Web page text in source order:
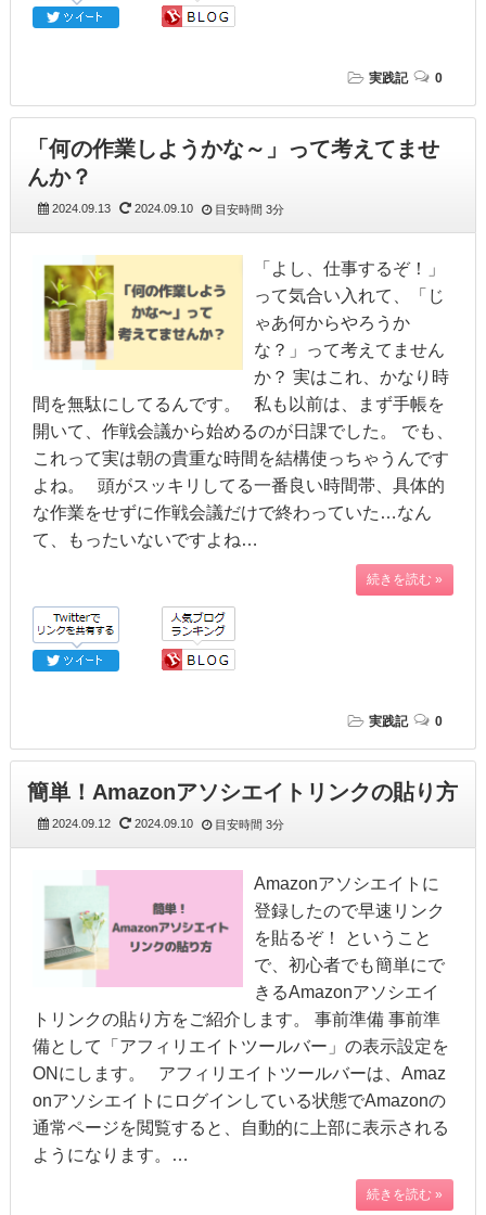
実践記 0
「何の作業しようかな～」って考えてませ
んか？
2024.09.13 2024.09.10 目安時間 3分
「よし、仕事するぞ！」
って気合い入れて、「じ
ゃあ何からやろうか
な？」って考えてません
か？ 実はこれ、かなり時
間を無駄にしてるんです。 私も以前は、まず手帳を
開いて、作戦会議から始めるのが日課でした。 でも、
これって実は朝の貴重な時間を結構使っちゃうんです
よね。 頭がスッキリしてる一番良い時間帯、具体的
な作業をせずに作戦会議だけで終わっていた…なん
て、もったいないですよね…
続きを読む »
実践記 0
簡単！Amazonアソシエイトリンクの貼り方
2024.09.12 2024.09.10 目安時間 3分
Amazonアソシエイトに
登録したので早速リンク
を貼るぞ！ ということ
で、初心者でも簡単にで
きるAmazonアソシエイ
トリンクの貼り方をご紹介します。 事前準備 事前準
備として「アフィリエイトツールバー」の表示設定を
ONにします。 アフィリエイトツールバーは、Amaz
onアソシエイトにログインしている状態でAmazonの
通常ページを閲覧すると、自動的に上部に表示される
ようになります。…
続きを読む »